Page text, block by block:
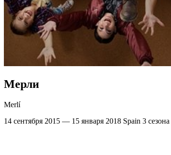
Мерли
Merlí
14 сентября 2015 — 15 января 2018 Spain 3 сезона